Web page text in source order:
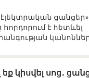
ցանցեր»
հորդորում է հետևել
կիսվել սոց․